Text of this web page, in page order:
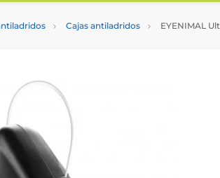
Cajas antiladridos EYENIMAL